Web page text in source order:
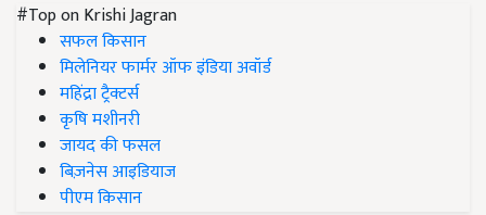
#Top on Krishi Jagran
सफल किसान
मिलेनियर फार्मर ऑफ इंडिया अवॉर्ड
महिंद्रा ट्रैक्टर्स
कृषि मशीनरी
जायद की फसल
बिज़नेस आइडियाज
पीएम किसान